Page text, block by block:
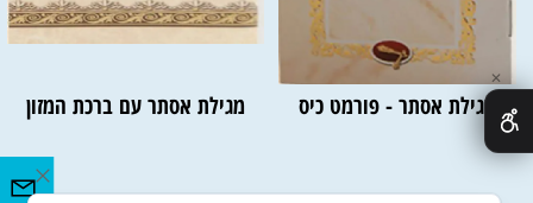
מגילת אסתר - פורמט כיס מגילת אסתר עם ברכת המזון
✕